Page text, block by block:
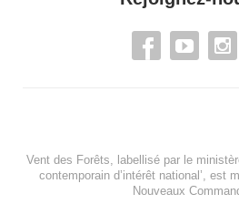
Vent des Forêts, labellisé par le
contemporain d’intérêt national’, est
Nouveaux